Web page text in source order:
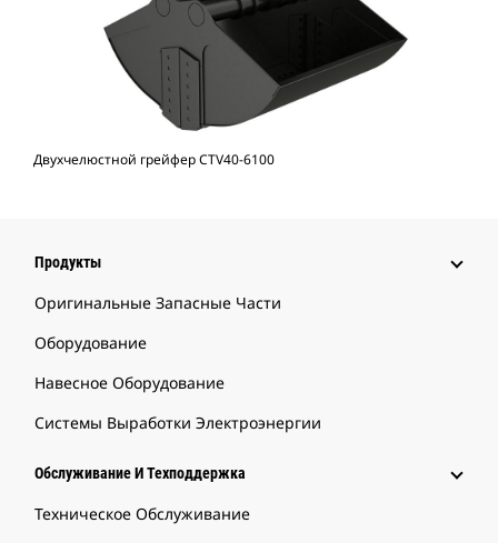
Двухчелюстной грейфер CTV40-6100
Продукты
Оригинальные Запасные Части
Оборудование
Навесное Оборудование
Системы Выработки Электроэнергии
Обслуживание И Техподдержка
Техническое Обслуживание